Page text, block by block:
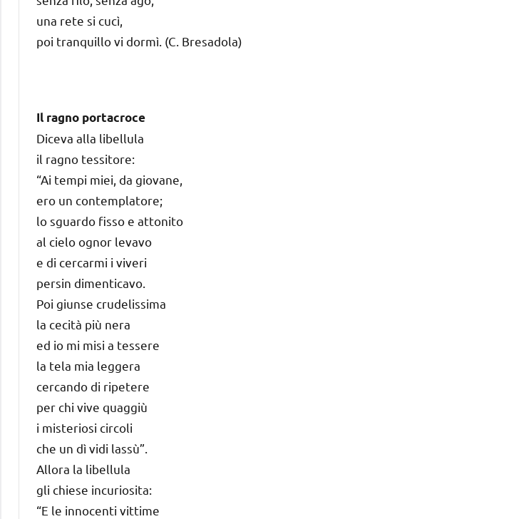
una rete si cucì,
poi tranquillo vi dormì. (C. Bresadola)
Il ragno portacroce
Diceva alla libellula
il ragno tessitore:
“Ai tempi miei, da giovane,
ero un contemplatore;
lo sguardo fisso e attonito
al cielo ognor levavo
e di cercarmi i viveri
persin dimenticavo.
Poi giunse crudelissima
la cecità più nera
ed io mi misi a tessere
la tela mia leggera
cercando di ripetere
per chi vive quaggiù
i misteriosi circoli
che un dì vidi lassù”.
Allora la libellula
gli chiese incuriosita:
“E le innocenti vittime